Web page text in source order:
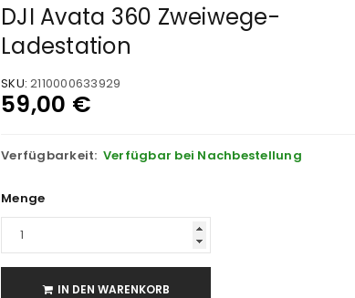
DJI Avata 360 Zweiwege-
Ladestation
SKU: 2110000633929
59,00 €
Verfügbarkeit: Verfügbar bei Nachbestellung
Menge
IN DEN WARENKORB